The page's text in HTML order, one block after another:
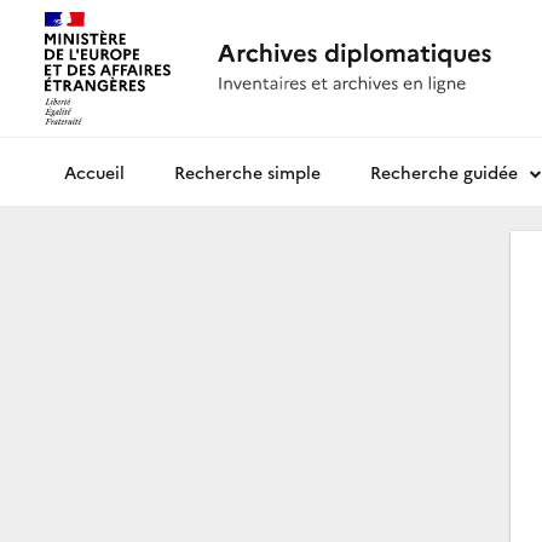
Archives diplomatiquesRecherche simple Recherche guidée